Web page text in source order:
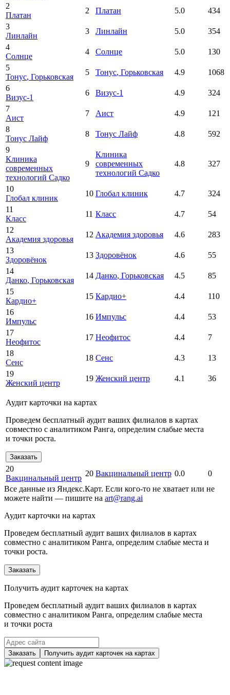
2
Платан
2 Платан 5.0
434
3
Линлайн
3 Линлайн 5.0
354
4
Солнце
4 Солнце 5.0
130
5
Тонус, Горьковская
5 Тонус, Горьковская 4.9
1068
6
Визус-1
6 Визус-1 4.9
324
7
Аист
7 Аист 4.9
121
8
Тонус Лайф
8 Тонус Лайф 4.8
592
9
Клиника
современных
технологий Садко
9
Клиника
современных
технологий Садко
4.8 327
10
Глобал клиник
10 Глобал клиник 4.7
324
11
Класс
11 Класс 4.7
54
12
Академия здоровья
12 Академия здоровья 4.6
283
13
Здоровёнок
13 Здоровёнок 4.6
55
14
Данко, Горьковская
14 Данко, Горьковская 4.5
85
15
Кардио+
15 Кардио+ 4.4
110
16
Импульс
16 Импульс 4.4
53
17
Неофитос
17 Неофитос 4.4
7
18
Сенс
18 Сенс 4.3
13
19
Женский центр
19 Женский центр 4.1 36
Аудит карточки на картах
Проведем бесплатный аудит ваших филиалов в картах
совместно с аналитиком Ранга, определим слабые места
и точки роста.
Заказать
20
Вакцинальный центр
20 Вакцинальный центр 0.0
0
Все данные из Яндекс.Карт. Если кого-то не хватает или не
можете найти — пишите на art@rang.ai
Аудит карточки на картах
Проведем бесплатный аудит ваших филиалов в картах
совместно с аналитиком Ранга, определим слабые места и
точки роста.
Заказать
Получить аудит карточек на картах
Проведем бесплатный аудит ваших филиалов в картах
совместно с аналитиком Ранга, определим слабые места
и точки роста
Заказать Получить аудит карточек на картах